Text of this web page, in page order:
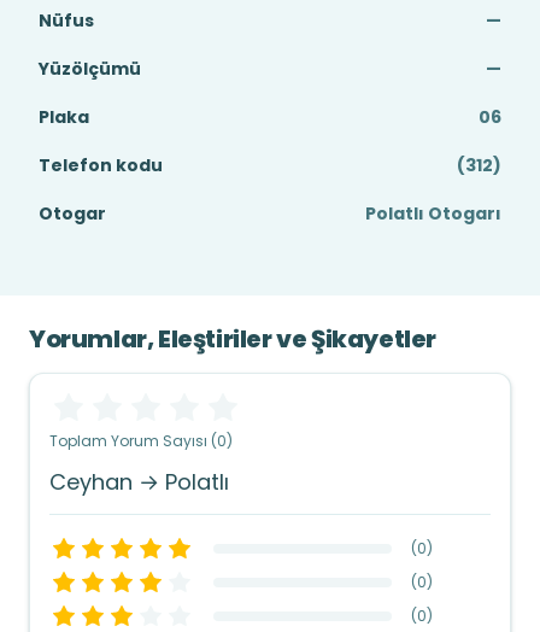
Nüfus
—
Yüzölçümü
—
Plaka
06
Telefon kodu
(312)
Otogar
Polatlı Otogarı
Yorumlar, Eleştiriler ve Şikayetler
Toplam Yorum Sayısı (0)
Ceyhan → Polatlı
(0)
(0)
(0)